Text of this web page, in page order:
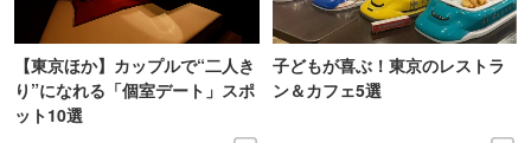
【東京ほか】カップルで“二人き
り”になれる「個室デート」スポ
ット10選
子どもが喜ぶ！東京のレストラ
ン＆カフェ5選